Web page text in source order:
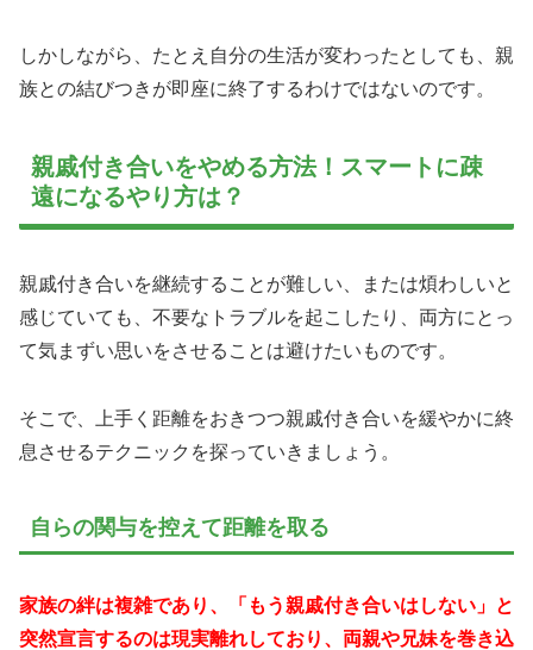
しかしながら、たとえ自分の生活が変わったとしても、親
族との結びつきが即座に終了するわけではないのです。
親戚付き合いをやめる方法！スマートに疎
遠になるやり方は？
親戚付き合いを継続することが難しい、または煩わしいと
感じていても、不要なトラブルを起こしたり、両方にとっ
て気まずい思いをさせることは避けたいものです。
そこで、上手く距離をおきつつ親戚付き合いを緩やかに終
息させるテクニックを探っていきましょう。
自らの関与を控えて距離を取る
家族の絆は複雑であり、「もう親戚付き合いはしない」と
突然宣言するのは現実離れしており、両親や兄妹を巻き込